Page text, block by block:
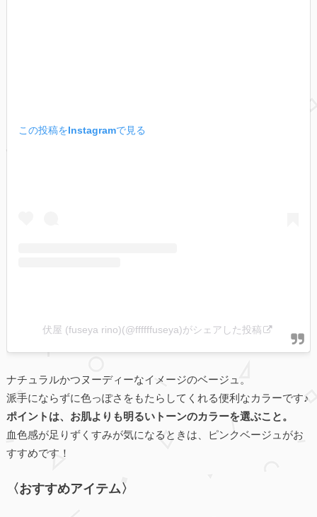
この投稿をInstagramで見る
伏屋 (fuseya rino)(@ffffffuseya)がシェアした投稿
ナチュラルかつヌーディーなイメージのベージュ。
派手にならずに色っぽさをもたらしてくれる便利なカラーです♪
ポイントは、お肌よりも明るいトーンのカラーを選ぶこと。
血色感が足りずくすみが気になるときは、ピンクベージュがお
すすめです！
〈おすすめアイテム〉